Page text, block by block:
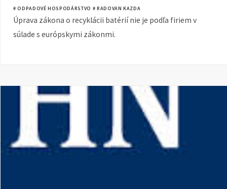
# ODPADOVÉ HOSPODÁRSTVO # RADOVAN KAZDA
Úprava zákona o recyklácii batérií nie je podľa firiem v
súlade s európskymi zákonmi.